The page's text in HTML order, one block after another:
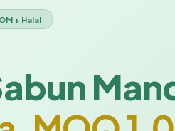
+ Halal